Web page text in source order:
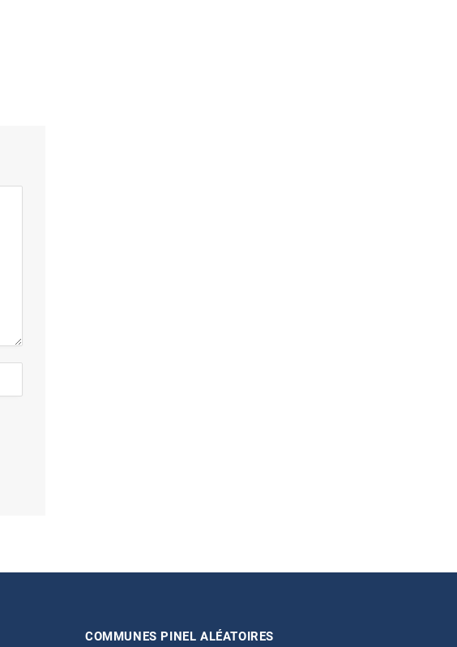
COMMUNES PINEL ALÉATOIRES